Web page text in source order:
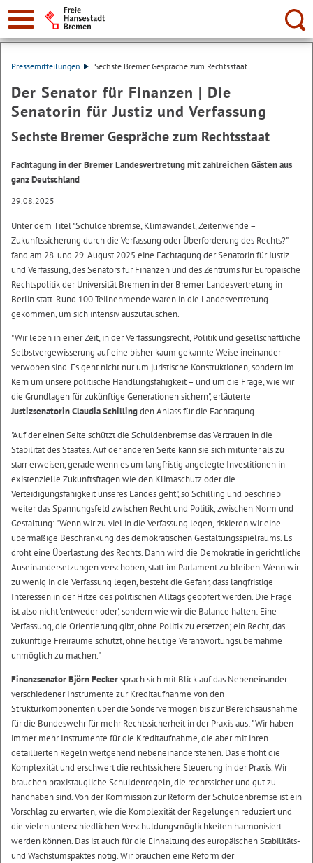
Suche:
Pressemitteilungen Sechste Bremer Gespräche zum Rechtsstaat
Der Senator für Finanzen | Die
Senatorin für Justiz und Verfassung
Sechste Bremer Gespräche zum Rechtsstaat
Fachtagung in der Bremer Landesvertretung mit zahlreichen Gästen aus
ganz Deutschland
29.08.2025
Unter dem Titel "Schuldenbremse, Klimawandel, Zeitenwende –
Zukunftssicherung durch die Verfassung oder Überforderung des Rechts?"
fand am 28. und 29. August 2025 eine Fachtagung der Senatorin für Justiz
und Verfassung, des Senators für Finanzen und des Zentrums für Europäische
Rechtspolitik der Universität Bremen in der Bremer Landesvertretung in
Berlin statt. Rund 100 Teilnehmende waren in die Landesvertretung
gekommen, um sich intensiv auszutauschen.
"Wir leben in einer Zeit, in der Verfassungsrecht, Politik und gesellschaftliche
Selbstvergewisserung auf eine bisher kaum gekannte Weise ineinander
verwoben sind. Es geht nicht nur um juristische Konstruktionen, sondern im
Kern um unsere politische Handlungsfähigkeit – und um die Frage, wie wir
die Grundlagen für zukünftige Generationen sichern", erläuterte
Justizsenatorin Claudia Schillingden Anlass für die Fachtagung.
"Auf der einen Seite schützt die Schuldenbremse das Vertrauen in die
Stabilität des Staates. Auf der anderen Seite kann sie sich mitunter als zu
starr erweisen, gerade wenn es um langfristig angelegte Investitionen in
existenzielle Zukunftsfragen wie den Klimaschutz oder die
Verteidigungsfähigkeit unseres Landes geht", so Schilling und beschrieb
weiter das Spannungsfeld zwischen Recht und Politik, zwischen Norm und
Gestaltung: "Wenn wir zu viel in die Verfassung legen, riskieren wir eine
übermäßige Beschränkung des demokratischen Gestaltungsspielraums. Es
droht eine Überlastung des Rechts. Dann wird die Demokratie in gerichtliche
Auseinandersetzungen verschoben, statt im Parlament zu bleiben. Wenn wir
zu wenig in die Verfassung legen, besteht die Gefahr, dass langfristige
Interessen in der Hitze des politischen Alltags geopfert werden. Die Frage
ist also nicht 'entweder oder', sondern wie wir die Balance halten: Eine
Verfassung, die Orientierung gibt, ohne Politik zu ersetzen; ein Recht, das
zukünftige Freiräume schützt, ohne heutige Verantwortungsübernahme
unmöglich zu machen."
Finanzsenator Björn Feckersprach sich mit Blick auf das Nebeneinander
verschiedener Instrumente zur Kreditaufnahme von den
Strukturkomponenten über die Sondervermögen bis zur Bereichsausnahme
für die Bundeswehr für mehr Rechtssicherheit in der Praxis aus: "Wir haben
immer mehr Instrumente für die Kreditaufnahme, die aber mit ihren
detaillierten Regeln weitgehend nebeneinanderstehen. Das erhöht die
Komplexität und erschwert die rechtssichere Steuerung in der Praxis. Wir
brauchen praxistaugliche Schuldenregeln, die rechtssicher und gut zu
handhaben sind. Von der Kommission zur Reform der Schuldenbremse ist ein
Vorschlag zu erwarten, wie die Komplexität der Regelungen reduziert und
die vielen unterschiedlichen Verschuldungsmöglichkeiten harmonisiert
werden können. Das ist auch für die Einhaltung des europäischen Stabilitäts-
und Wachstumspaktes nötig. Wir brauchen eine Reform der